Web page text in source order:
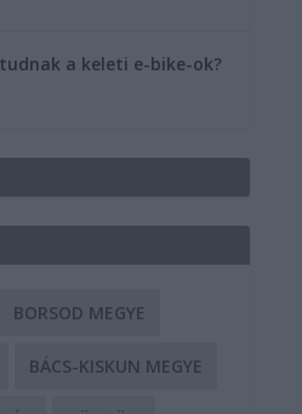
a keleti e-bike-ok?
BORSOD MEGYE
BÁCS-KISKUN MEGYE